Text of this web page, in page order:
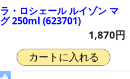
ラ・ロシェール ルイゾン マ
グ 250ml (623701)
1,870円
カートに入れる